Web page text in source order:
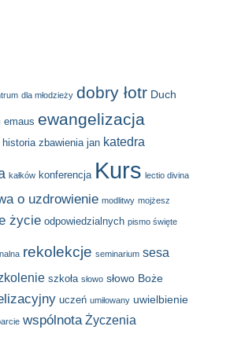
dla młodzieży dobry łotr Duch
emaus ewangelizacja
historia zbawienia jan katedra
kałków konferencja Kurs lectio divina
o uzdrowienie modlitwy mojżesz
życie odpowiedzialnych pismo święte
rekolekcje seminarium sesa
szkoła słowo słowo Boże
uczeń umiłowany uwielbienie
wspólnota Życzenia